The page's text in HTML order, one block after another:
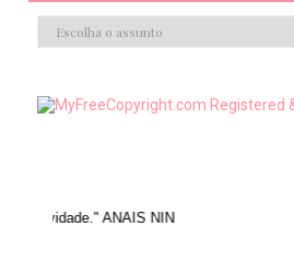
ANAIS NIN